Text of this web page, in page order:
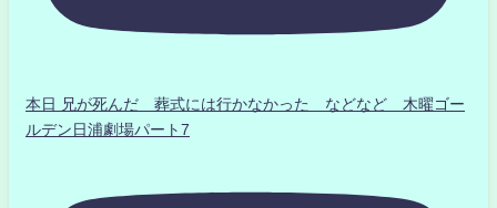
本日 兄が死んだ 葬式には行かなかった などなど 木曜ゴー
ルデン日浦劇場パート7